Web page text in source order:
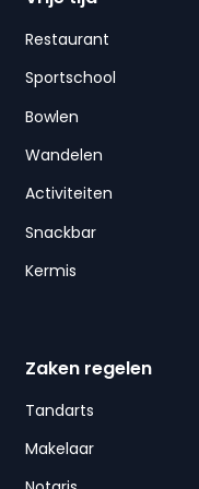
Restaurant
Sportschool
Bowlen
Wandelen
Activiteiten
Snackbar
Kermis
Zaken regelen
Tandarts
Makelaar